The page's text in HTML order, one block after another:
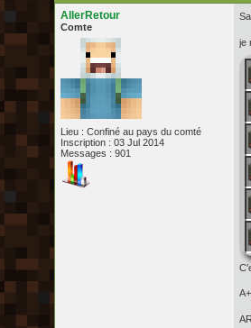
AllerRetour
Comte
Lieu : Confiné au pays du comté
Inscription : 03 Jul 2014
Messages : 901
je
A+